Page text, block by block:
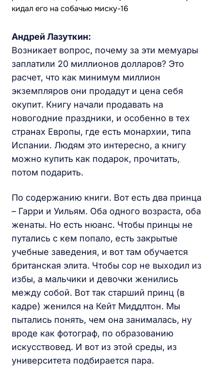
Андрей Лазуткин:
Возникает вопрос, почему за эти мемуары
заплатили 20 миллионов долларов? Это
расчет, что как минимум миллион
экземпляров они продадут и цена себя
окупит. Книгу начали продавать на
новогодние праздники, и особенно в тех
странах Европы, где есть монархии, типа
Испании. Людям это интересно, а книгу
можно купить как подарок, прочитать,
потом подарить.
По содержанию книги. Вот есть два принца
– Гарри и Уильям. Оба одного возраста, оба
женаты. Но есть нюанс. Чтобы принцы не
путались с кем попало, есть закрытые
учебные заведения, и вот там обучается
британская элита. Чтобы сор не выходил из
избы, а мальчики и девочки женились
между собой. Вот так старший принц (в
кадре) женился на Кейт Миддлтон. Мы
пытались понять, чем она занималась, ну
вроде как фотограф, по образованию
искусствовед. И вот из этой среды, из
университета подбирается пара.